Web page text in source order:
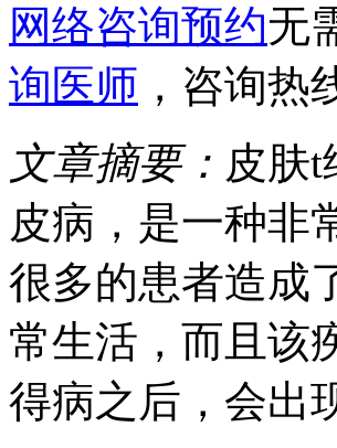
网络咨询预约无
询医师 ，咨询热
文章摘要： 皮肤
皮病，是一种非
很多的患者造成
常生活，而且该
得病之后，会出